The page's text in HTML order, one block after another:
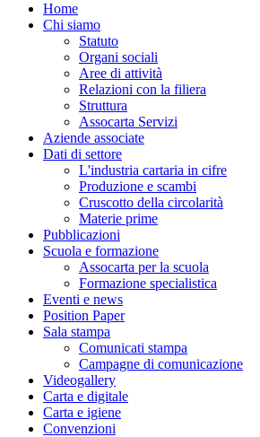
Home
Chi siamo
Statuto
Organi sociali
Aree di attività
Relazioni con la filiera
Struttura
Assocarta Servizi
Aziende associate
Dati di settore
L'industria cartaria in cifre
Produzione e scambi
Cruscotto della circolarità
Materie prime
Pubblicazioni
Scuola e formazione
Assocarta per la scuola
Formazione specialistica
Eventi e news
Position Paper
Sala stampa
Comunicati stampa
Campagne di comunicazione
Videogallery
Carta e digitale
Carta e igiene
Convenzioni